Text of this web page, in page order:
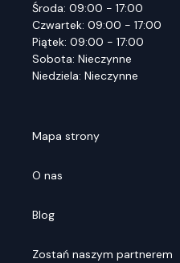
Środa: 09:00 - 17:00
Czwartek: 09:00 - 17:00
Piątek: 09:00 - 17:00
Sobota: Nieczynne
Niedziela: Nieczynne
Mapa strony
O nas
Blog
Zostań naszym partnerem